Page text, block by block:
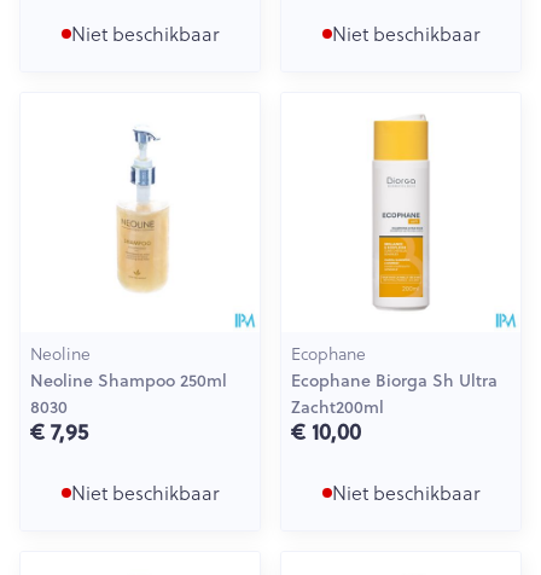
Niet beschikbaar Niet beschikbaar
Neoline
Neoline Shampoo 250ml
8030
€ 7,95
Niet beschikbaar
Ecophane
Ecophane Biorga Sh Ultra
Zacht200ml
€ 10,00
Niet beschikbaar